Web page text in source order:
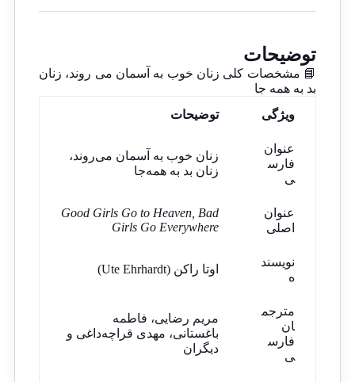
توضیحات
📘 مشخصات کلی زنان خوب به آسمان می روند، زنان
بد به همه جا
ویژگی
توضیحات
عنوان
فارس
ی
زنان خوب به آسمان می‌روند،
زنان بد به همه‌جا
عنوان
اصلی
Good Girls Go to Heaven, Bad
Girls Go Everywhere
نویسند
ه
اوتا راکن (Ute Ehrhardt)
مترجم
ان
فارس
ی
مریم رضایی، فاطمه
باغستانی، مهدی قراچه‌داغی و
دیگران